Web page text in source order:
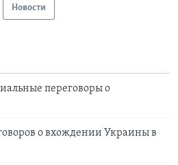
Новости
переговоры о
о вхождении Украины в